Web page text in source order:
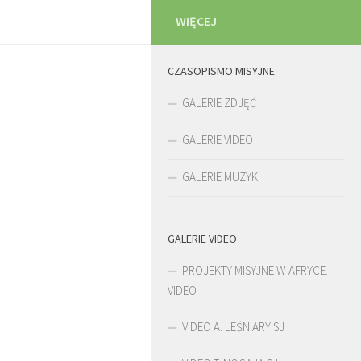
WIĘCEJ
CZASOPISMO MISYJNE
GALERIE ZDJĘĆ
GALERIE VIDEO
GALERIE MUZYKI
GALERIE VIDEO
PROJEKTY MISYJNE W AFRYCE.
VIDEO
VIDEO A. LEŚNIARY SJ